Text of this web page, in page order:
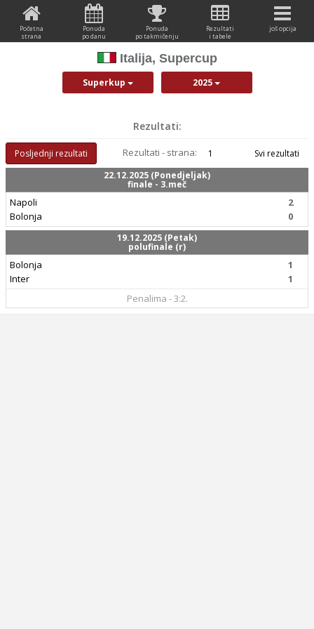
Početna
strana
Ponuda
po danu
Ponuda
po takmičenju
Rezultati
i tabele
još opcija
Italija, Supercup
Superkup 2025
Rezultati:
Posljednji rezultati Rezultati - strana: 1
Svi rezultati
22.12.2025 (Ponedjeljak)
finale - 3.meč
Napoli
Bolonja
2
0
19.12.2025 (Petak)
polufinale (r)
Bolonja
Inter
1
1
Penalima - 3:2.